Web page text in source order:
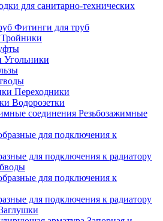
для санитарно-технических
Фитинги для труб
Тройники
Угольники
Переходники
Водорозетки
Резьбозажимные
для подключения к радиатору
для подключения к радиатору